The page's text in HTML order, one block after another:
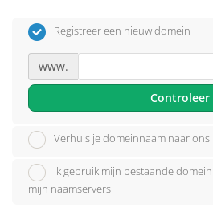
Registreer een nieuw domein
www.
Controleer
Verhuis je domeinnaam naar ons
Ik gebruik mijn bestaande
mijn naamservers